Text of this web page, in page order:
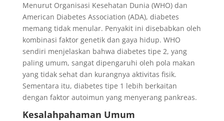
Menurut Organisasi Kesehatan Dunia (WHO) dan
American Diabetes Association (ADA), diabetes
memang tidak menular. Penyakit ini disebabkan oleh
kombinasi faktor genetik dan gaya hidup. WHO
sendiri menjelaskan bahwa diabetes tipe 2, yang
paling umum, sangat dipengaruhi oleh pola makan
yang tidak sehat dan kurangnya aktivitas fisik.
Sementara itu, diabetes tipe 1 lebih berkaitan
dengan faktor autoimun yang menyerang pankreas.
Kesalahpahaman Umum